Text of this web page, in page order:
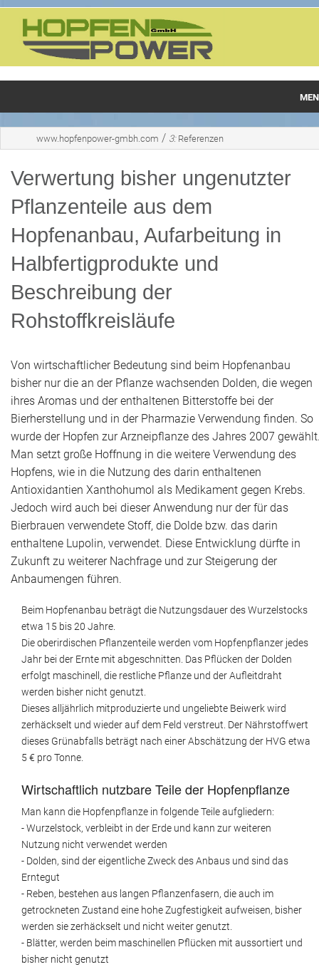
Hopfenpower
www.hopfenpower-gmbh.com / 3: Referenzen
Verwertung bisher ungenutzter
Pflanzenteile aus dem
Hopfenanbau, Aufarbeitung in
Halbfertigprodukte und
Beschreibung der
Rohstoffkreisläufe
Von wirtschaftlicher Bedeutung sind beim Hopfenanbau
bisher nur die an der Pflanze wachsenden Dolden, die wegen
ihres Aromas und der enthaltenen Bitterstoffe bei der
Bierherstellung und in der Pharmazie Verwendung finden. So
wurde der Hopfen zur Arzneipflanze des Jahres 2007
Man setzt große Hoffnung in die weitere Verwendung des
Hopfens, wie in die Nutzung des darin enthaltenen
Antioxidantien Xanthohumol als Medikament gegen Krebs.
Jedoch wird auch bei dieser Anwendung nur der für das
Bierbrauen verwendete Stoff, die Dolde bzw. das darin
enthaltene Lupolin, verwendet. Diese Entwicklung dürfte in
Zukunft zu weiterer Nachfrage und zur Steigerung der
Anbaumengen führen.
Beim Hopfenanbau beträgt die Nutzungsdauer des Wurzelstocks
etwa 15 bis 20 Jahre.
Die oberirdischen Pflanzenteile werden vom Hopfenpflanzer jedes
Jahr bei der Ernte mit abgeschnitten. Das Pflücken der Dolden
erfolgt maschinell, die restliche Pflanze und der Aufleitdraht
werden bisher nicht genutzt.
Dieses alljährlich mitproduzierte und ungeliebte Beiwerk wird
zerhäckselt und wieder auf dem Feld verstreut. Der Nährstoffwert
dieses Grünabfalls beträgt nach einer Abschätzung der HVG etwa
5 € pro Tonne.
Wirtschaftlich nutzbare Teile der Hopfenpflanze
Man kann die Hopfenpflanze in folgende Teile aufgliedern:
- Wurzelstock, verbleibt in der Erde und kann zur weiteren
Nutzung nicht verwendet werden
- Dolden, sind der eigentliche Zweck des Anbaus und sind das
Erntegut
- Reben, bestehen aus langen Pflanzenfasern, die auch im
getrockneten Zustand eine hohe Zugfestigkeit aufweisen, bisher
werden sie zerhäckselt und nicht weiter genutzt.
- Blätter, werden beim maschinellen Pflücken mit aussortiert und
bisher nicht genutzt